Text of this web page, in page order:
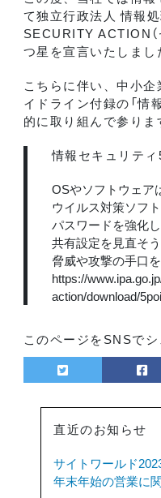
て独立行政法人 情報処
SECURITY ACTION
つ星を宣言いたしまし
こちらに伴い、中小
イドライン付録の「情
的に取り組んで参りま
情報セキュリティ
OSやソフトウェア
ウイルス対策ソフ
パスワードを強化
共有設定を見直そう
脅威や攻撃の手口
https://
action/download/
このページをSNSでシ
直近のお知らせ
直
サイトワールド
年末年始の営業に